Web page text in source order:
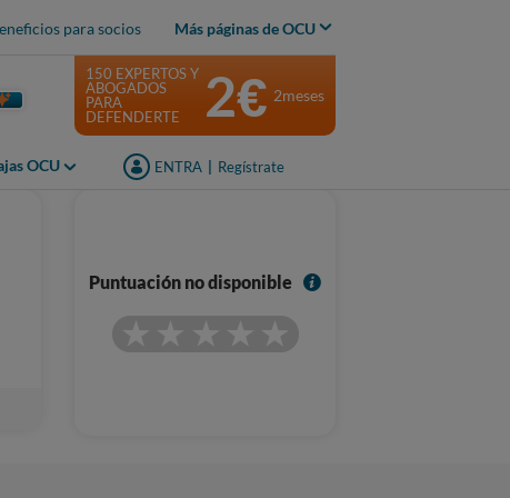
para socios Más páginas de OCU
OCU ENTRA Regístrate
150 EXPERTOS Y
ABOGADOS
PARA
DEFENDERTE
2€ 2meses
Puntuación no disponible
I